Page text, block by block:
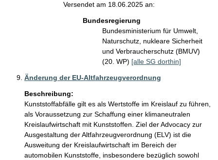
Versendet am 18.06.2025 an:
Bundesregierung
Bundesministerium für Umwelt,
Naturschutz, nukleare Sicherheit
und Verbraucherschutz (BMUV)
(20. WP) [alle SG dorthin]
Änderung der EU-Altfahrzeugverordnung
Beschreibung:
Kunststoffabfälle gilt es als Wertstoffe im Kreislauf zu führen,
als Voraussetzung zur Schaffung einer klimaneutralen
Kreislaufwirtschaft mit Kunststoffen. Ziel der Advocacy zur
Ausgestaltung der Altfahrzeugverordnung (ELV) ist die
Ausweitung der Kreislaufwirtschaft im Bereich der
automobilen Kunststoffe, insbesondere bezüglich sowohl